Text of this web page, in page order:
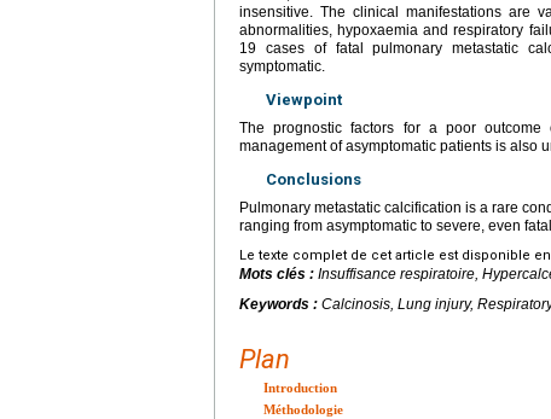
insensitive. The clinical manifestations are
abnormalities, hypoxaemia and respiratory
19 cases of fatal pulmonary metastatic
symptomatic.
Viewpoint
The prognostic factors for a poor
management of asymptomatic patients is also
Conclusions
Pulmonary metastatic calcification is a rare
ranging from asymptomatic to severe, even
Le texte complet de cet article est disponible en
Mots clés : Insuffisance respiratoire,
Keywords : Calcinosis, Lung injury,
Plan
Introduction
Méthodologie